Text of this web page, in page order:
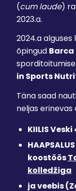
(cum laude)
2023.a.
2024.a alguses
õpingud Barca
sporditoitumise
in Sports
Täna saad
neljas erinevas
KIILIS Veski
koostöös
kolledžiga
ja veebis